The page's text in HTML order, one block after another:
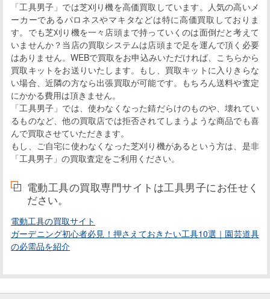
「工具男子」では芝刈り機を高価買取しています。人気の高いメ
ーカーであるパロネスやマキタなどは特に高価買取しておりま
す。でも芝刈り機を一々店頭まで持っていくのは面倒だと考えて
いませんか？当店の買取システムは店頭まで足を運んで頂く必要
はありません。WEBで買取をお申込みいただければ、こちらから
買取キットをお送りいたします。もし、買取キットに入りきらな
い場合、近隣の方なら出張買取が可能です。もちろん送料や査定
にかかる費用は頂きません。
「工具男子」では、使わなくなった錆だらけのものや、壊れてい
るものなど、他の買取店では拒否されてしまうような商品でも喜
んで買取させていただきます。
もし、ご自宅に使わなくなった芝刈り機があるという方は、是非
「工具男子」の買取査定をご利用ください。
電動工具の買取専門サイトは工具男子にお任せく
ださい。
電動工具の買取サイト
ガーデニング初心者必見！押さえておきたい工具10選｜園芸道具
の必需品を紹介